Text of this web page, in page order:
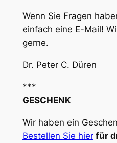
Wenn Sie Fragen
einfach eine E-Mail!
gerne.
Dr. Peter C. Düren
***
GESCHENK
Wir haben ein
Bestellen Sie hier für